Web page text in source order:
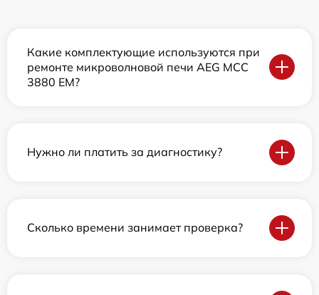
Какие комплектующие используются при
ремонте микроволновой печи AEG MCC
3880 EM?
Нужно ли платить за диагностику?
Сколько времени занимает проверка?